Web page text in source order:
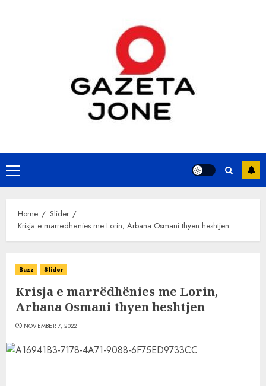
Primary
Menu
Home
Slider
Krisja e marrëdhënies me Lorin, Arbana Osmani thyen heshtjen
Buzz Slider
Krisja e marrëdhënies me Lorin,
Arbana Osmani thyen heshtjen
NOVEMBER 7, 2022